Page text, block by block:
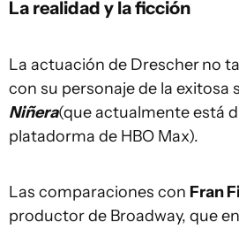
La realidad y la ficción
La actuación de Drescherno
con su personaje de la exitosa
Niñera(que actualmente está
platadorma de HBO Max).
Las comparaciones con Fran
productor de Broadway, que